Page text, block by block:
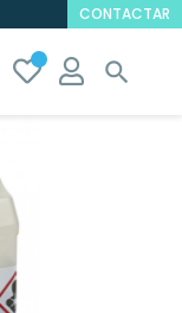
CONTACTAR
